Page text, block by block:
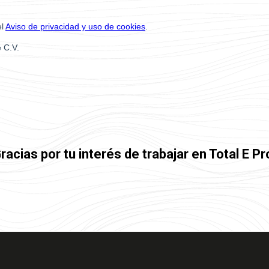
por tu interés de trabajar en Total E